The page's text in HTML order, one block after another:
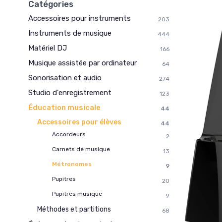
Catégories
Accessoires pour instruments 203
Instruments de musique 444
Matériel DJ 166
Musique assistée par ordinateur 64
Sonorisation et audio 274
Studio d'enregistrement 123
Éducation musicale 44
Accessoires pour élèves
44
Accordeurs
2
Carnets de musique
13
Métronomes
9
Pupitres
20
Pupitres musique
9
Méthodes et partitions 68